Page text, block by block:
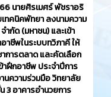
นายศิรเมศร์ พัชราอริ
ทคนิคพัทยา ลงนามความ
ำกัด (มหาชน) และเข้า
าชีพในระบบทวิภาคี ให้
การตลาด และคัดเลือก
ฝึกอาชีพ ประจำปีการ
นความร่วมมือ วิทยาลัย
3 อาคารอำนวยการ